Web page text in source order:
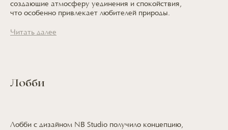
создающие атмосферу уединения и спокойствия,
что особенно привлекает любителей природы.
Читать далее
Лобби
Лобби с дизайном NB Studio получило концепцию,